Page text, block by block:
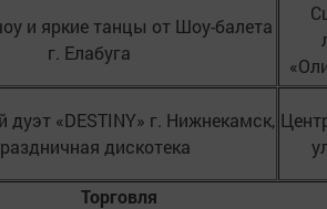
и яркие танцы от Шоу-балета
г. Елабуга
дуэт «DESTINY» г. Нижнекамск,
дискотека
Торговля